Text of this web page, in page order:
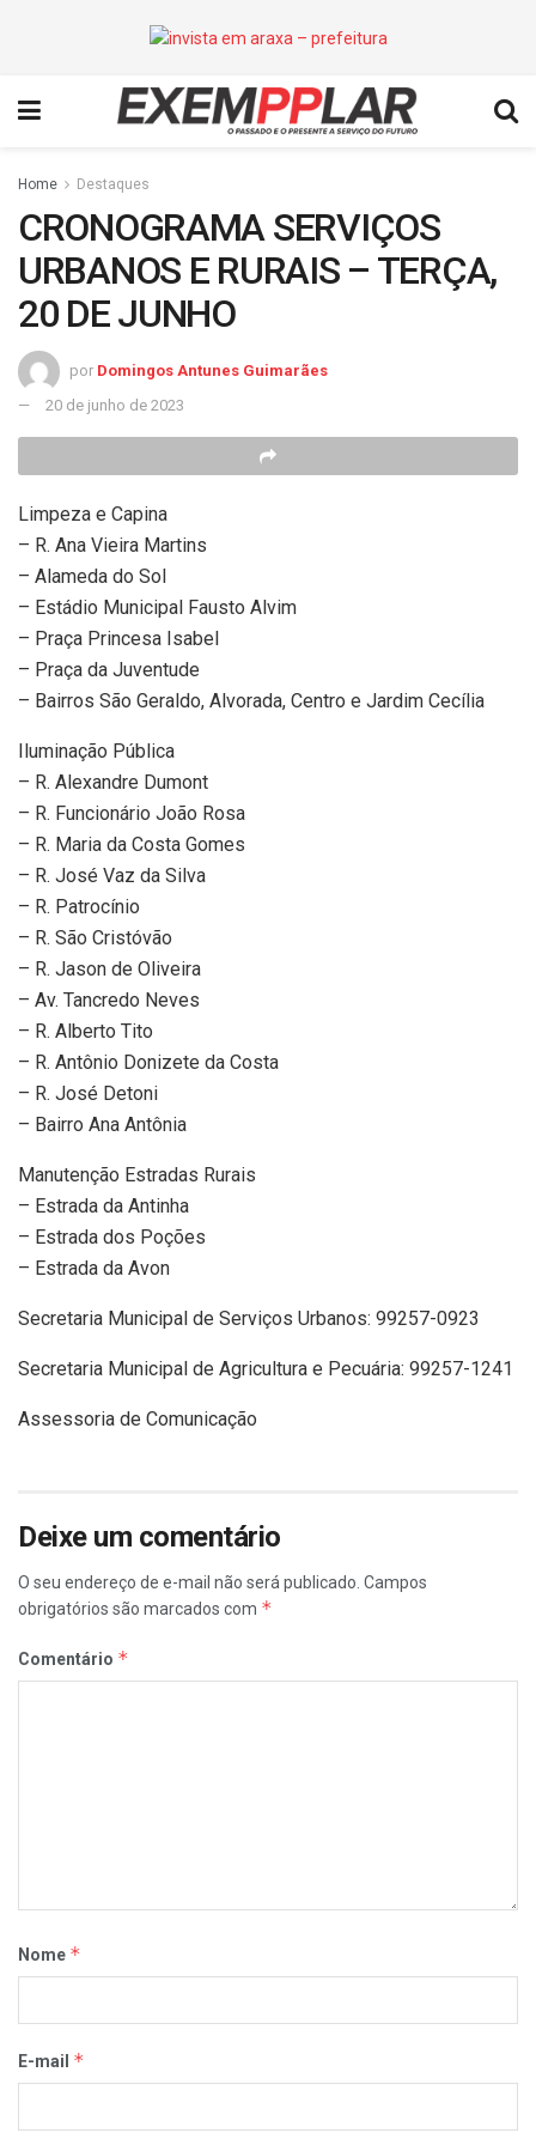
Home Destaques
CRONOGRAMA SERVIÇOS
URBANOS E RURAIS – TERÇA,
20 DE JUNHO
por Domingos Antunes Guimarães
20 de junho de 2023
Limpeza e Capina
– R. Ana Vieira Martins
– Alameda do Sol
– Estádio Municipal Fausto Alvim
– Praça Princesa Isabel
– Praça da Juventude
– Bairros São Geraldo, Alvorada, Centro e Jardim Cecília
Iluminação Pública
– R. Alexandre Dumont
– R. Funcionário João Rosa
– R. Maria da Costa Gomes
– R. José Vaz da Silva
– R. Patrocínio
– R. São Cristóvão
– R. Jason de Oliveira
– Av. Tancredo Neves
– R. Alberto Tito
– R. Antônio Donizete da Costa
– R. José Detoni
– Bairro Ana Antônia
Manutenção Estradas Rurais
– Estrada da Antinha
– Estrada dos Poções
– Estrada da Avon
Secretaria Municipal de Serviços Urbanos: 99257-0923
Secretaria Municipal de Agricultura e Pecuária: 99257-1241
Assessoria de Comunicação
Deixe um comentário
O seu endereço de e-mail não será publicado. Campos
obrigatórios são marcados com *
Comentário *
Nome *
E-mail *